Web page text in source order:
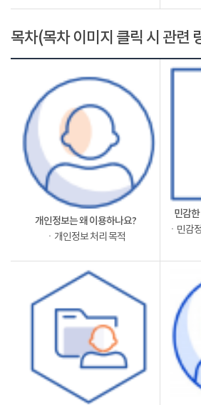
목차(목차 이미지 클릭 시 관련
개인정보는 왜 이용하나요?
ㆍ개인정보 처리 목적
민감
ㆍ민감